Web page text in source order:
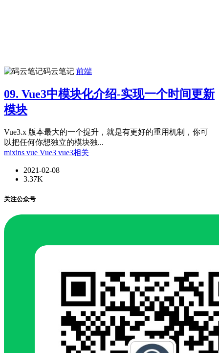
码云笔记 前端
09. Vue3中模块化介绍-实现一个时间更新
模块
Vue3.x 版本最大的一个提升，就是有更好的重用机制，你可
以把任何你想独立的模块独...
mixins vue Vue3 vue3相关
2021-02-08
3.37K
关注公众号